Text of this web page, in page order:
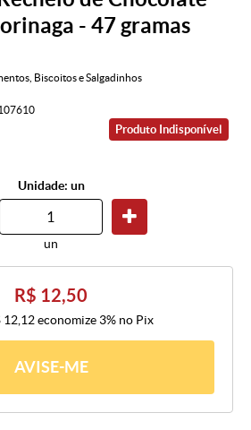
- 47 gramas
Biscoitos e Salgadinhos
Produto Indisponível
Unidade: un
un
R$ 12,50
12,12economize 3% no Pix
AVISE-ME